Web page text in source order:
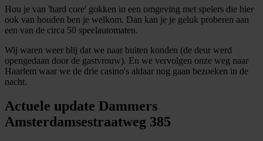
Hou je van 'hard core' gokken in een omgeving met spelers die hier
ook van houden ben je welkom. Dan kan je je geluk proberen aan
een van de circa 50 speelautomaten.
Wij waren weer blij dat we naar buiten konden (de deur werd
opengedaan door de gastvrouw). En we vervolgen onze weg naar
Haarlem waar we de drie casino's aldaar nog gaan bezoeken in de
nacht.
Actuele update Dammers
Amsterdamsestraatweg 385